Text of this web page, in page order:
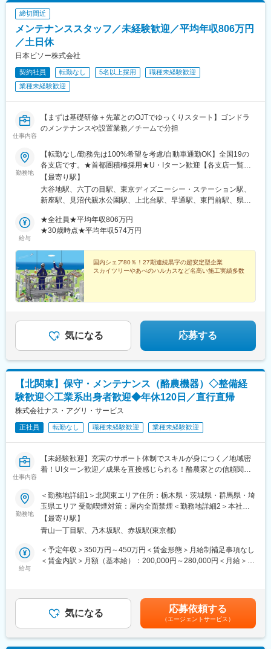
・当社はアメリカ発の世界最大級の分析機器メーカーです。約
110ヶ国に展開、売上高8,000億円超、グローバルで18,000名規模
を誇り、NY証券取引所に上場、S&P500構成銘柄にも選ばれてい
ます。
・当社は様々な業界の主要6分野、食品、環境・法医学、製薬、診
断、化学・エネルギー、研究に事業ポートフォリオを張ってお
り、景気変動を受けにくく、業績的に安定しています。
変更の範囲：会社の定める業務
締切間近
メンテナンススタッフ／未経験歓迎／平均年収806万円
／土日休
日本ビソー株式会社
契約社員 転勤なし 5名以上採用
職種未経験歓迎
業種未経験歓迎
仕事内容
【まずは基礎研修＋先輩とのOJTでゆっくりスタート】ゴンドラ
のメンテナンスや設置業務／チームで分担
勤務地
【転勤なし/勤務先は100%希望を考慮/自動車通勤OK】全国19の
各支店です。★首都圏積極採用★U・Iターン歓迎【各支店一覧】
＜関東＞・浦安センター／千葉県浦安市・東京西支店／埼玉県新
座市・埼玉支店／埼玉県川口市・多摩支店／東京都武蔵村山市・
横浜支店／神奈川県川崎市・千葉支店／千葉県千葉市＜北海道
＜北信越＞・信越支店／新潟県新潟市・北陸営業所／石川県金沢
市＜東海＞・名古屋支店／愛知県小牧市・静岡支店／静岡県静岡
市・神戸支店／兵庫県神戸市＜中国・四国＞・四国支店／香川県
高松市・広島支店／広島県広島市＜九州＞・福岡支店／福岡県福
岡市・熊本支店／熊本県熊本市※受動喫煙対策あり（屋内全面禁
煙）
【最寄り駅】
大谷地駅、六丁の目駅、東京ディズニーシー・ステーション駅、
新座駅、見沼代親水公園駅、上北台駅、早通駅、東門前駅、県庁
駅、新長田駅、太田駅(香川県)、古市橋駅、柚須駅、八景水谷駅、
卸町駅(宮城県)、西代駅、駒ケ林駅
給与
★全社員★平均年収806万円
★30歳時点★平均年収574万円
国内シェア80％！27期連続黒字の超安定型企業
スカイツリーやあべのハルカスなど名高い施工実績多数
気になる 応募する
【北関東】保守・メンテナンス（酪農機器）◇整備経
験歓迎◇工業系出身者歓迎◆年休120日／直行直帰
株式会社ナス・アグリ・サービス
正社員 転勤なし 職種未経験歓迎 業種未経験歓迎
仕事内容
【未経験歓迎】充実のサポート体制でスキルが身につく／地域密
着！UIターン歓迎／成果を直接感じられる！酪農家との信頼関係
◎未経験から手に職がつくお仕事です！溶接やフォークリフトの
免許などの資格取得を支援しており、キャリアアップに繋がりま
す。
◎創業50年の信頼と選び抜かれた製品でお客様から選ばれる安定
企業です。
◎年間休日120日・残業なし（事業場外みなし労働制）・直行直
帰で働きやすい環境です。
北関東エリア（栃木県・群馬県・茨城県近郊）の牧場を中心に、
全国（青森県～三重県）の当社製品のメンテナンスをお任せしま
す。
勤務地
＜勤務地詳細1＞北関東エリア住所：栃木県・茨城県・群馬県・埼
玉県エリア 受動喫煙対策：屋内全面禁煙＜勤務地詳細2＞本社住
所：東京都港区赤坂8-7-1 ナスビルディング勤務地最寄駅：銀座線
／青山一丁目駅受動喫煙対策：屋内全面禁煙変更の範囲：会社の
【最寄り駅】
青山一丁目駅、乃木坂駅、赤坂駅(東京都)
給与
＜予定年収＞350万円～450万円＜賃金形態＞月給制補足事項なし
＜賃金内訳＞月額（基本給）：200,000円～280,000円＜月給＞
張手当 月10日（3,000円×10日）休日出勤手当 月3日（10,000
円×3日）賃金はあくまでも目安の金額であり、選考を通じて上下
する可能性があります。月給(月額)は固定手当を含めた表記です。
気になる 応募依頼する
（エージェントサービス）